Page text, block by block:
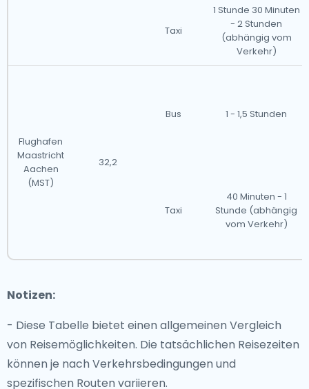
Taxi
1 Stunde 30 Minuten
- 2 Stunden
(abhängig vom
Verkehr)
Flughafen
Maastricht
Aachen
(MST)
32,2
Bus 1 - 1,5 Stunden
Taxi
40 Minuten - 1
Stunde (abhängig
vom Verkehr)
Notizen:
- Diese Tabelle bietet einen allgemeinen Vergleich
von Reisemöglichkeiten. Die tatsächlichen Reisezeiten
können je nach Verkehrsbedingungen und
spezifischen Routen variieren.